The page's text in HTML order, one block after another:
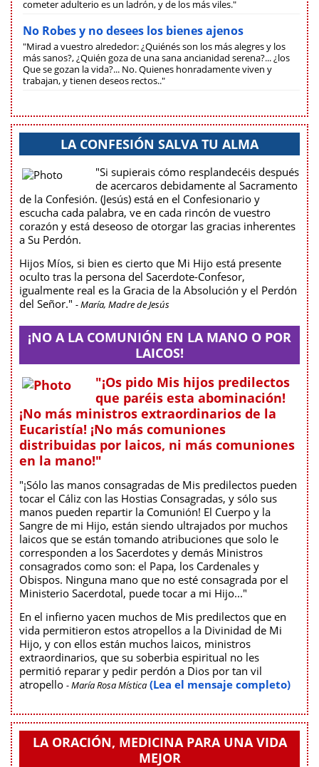
cometer adulterio es un ladrón, y de los más viles."
No Robes y no desees los bienes ajenos
"Mirad a vuestro alrededor: ¿Quiénés son los más alegres y los
más sanos?, ¿Quién goza de una sana ancianidad serena?... ¿los
Que se gozan la vida?... No. Quienes honradamente viven y
trabajan, y tienen deseos rectos.."
LA CONFESIÓN SALVA TU ALMA
"Si supierais cómo resplandecéis después
de acercaros debidamente al Sacramento
de la Confesión. (Jesús) está en el Confesionario y
escucha cada palabra, ve en cada rincón de vuestro
corazón y está deseoso de otorgar las gracias inherentes
a Su Perdón.
Hijos Míos, si bien es cierto que Mi Hijo está presente
oculto tras la persona del Sacerdote-Confesor,
igualmente real es la Gracia de la Absolución y el Perdón
del Señor." - María, Madre de Jesús
¡NO A LA COMUNIÓN EN LA MANO O POR
LAICOS!
"¡Os pido Mis hijos predilectos
que paréis esta abominación!
¡No más ministros extraordinarios de la
Eucaristía! ¡No más comuniones
distribuidas por laicos, ni más comuniones
en la mano!"
"¡Sólo las manos consagradas de Mis predilectos pueden
tocar el Cáliz con las Hostias Consagradas, y sólo sus
manos pueden repartir la Comunión! El Cuerpo y la
Sangre de mi Hijo, están siendo ultrajados por muchos
laicos que se están tomando atribuciones que solo le
corresponden a los Sacerdotes y demás Ministros
consagrados como son: el Papa, los Cardenales y
Obispos. Ninguna mano que no esté consagrada por el
Ministerio Sacerdotal, puede tocar a mi Hijo..."
En el infierno yacen muchos de Mis predilectos que en
vida permitieron estos atropellos a la Divinidad de Mi
Hijo, y con ellos están muchos laicos, ministros
extraordinarios, que su soberbia espiritual no les
permitió reparar y pedir perdón a Dios por tan vil
atropello - María Rosa Mística (Lea el mensaje completo)
LA ORACIÓN, MEDICINA PARA UNA VIDA
MEJOR